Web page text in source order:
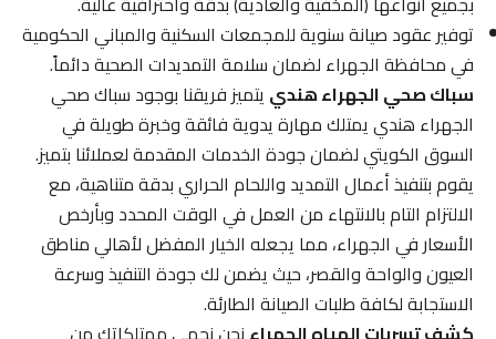
توفير عقود صيانة سنوية للمجمعات السكنية والمباني الحكومية
في محافظة الجهراء لضمان سلامة التمديدات الصحية دائماً.
سباك صحي الجهراء هندييتميز فريقنا بوجود سباك صحي
الجهراء هندي يمتلك مهارة يدوية فائقة وخبرة طويلة في
السوق الكويتي لضمان جودة الخدمات المقدمة لعملائنا بتميز.
يقوم بتنفيذ أعمال التمديد واللحام الحراري بدقة متناهية، مع
الالتزام التام بالانتهاء من العمل في الوقت المحدد وبأرخص
الأسعار في الجهراء، مما يجعله الخيار المفضل لأهالي مناطق
العيون والواحة والقصر، حيث يضمن لك جودة التنفيذ وسرعة
الاستجابة لكافة طلبات الصيانة الطارئة.